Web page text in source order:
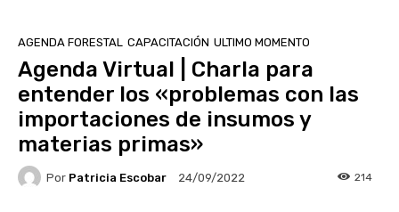
AGENDA FORESTAL CAPACITACIÓN ULTIMO MOMENTO
Agenda Virtual | Charla para
entender los «problemas con las
importaciones de insumos y
materias primas»
Por Patricia Escobar 24/09/2022 214